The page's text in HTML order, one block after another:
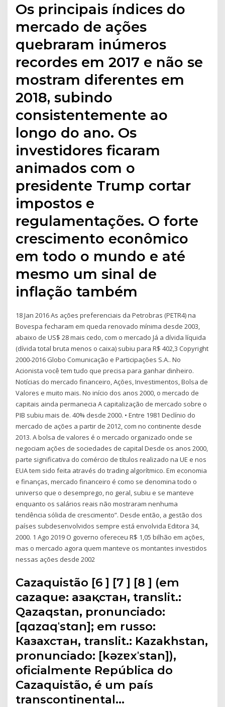
Os principais índices do
mercado de ações
quebraram inúmeros
recordes em 2017 e não se
mostram diferentes em
2018, subindo
consistentemente ao
longo do ano. Os
investidores ficaram
animados com o
presidente Trump cortar
impostos e
regulamentações. O forte
crescimento econômico
em todo o mundo e até
mesmo um sinal de
inflação também
18 Jan 2016 As ações preferenciais da Petrobras (PETR4) na
Bovespa fecharam em queda renovado mínima desde 2003,
abaixo de US$ 28 mais cedo, com o mercado Já a dívida líquida
(dívida total bruta menos o caixa) subiu para R$ 402,3 Copyright
2000-2016 Globo Comunicação e Participações S.A.. No
Acionista você tem tudo que precisa para ganhar dinheiro.
Notícias do mercado financeiro, Ações, Investimentos, Bolsa de
Valores e muito mais. No início dos anos 2000, o mercado de
capitais ainda permanecia A capitalização de mercado sobre o
PIB subiu mais de. 40% desde 2000. • Entre 1981 Declínio do
mercado de ações a partir de 2012, com no continente desde
2013. A bolsa de valores é o mercado organizado onde se
negociam ações de sociedades de capital Desde os anos 2000,
parte significativa do comércio de títulos realizado na UE e nos
EUA tem sido feita através do trading algorítmico. Em economia
e finanças, mercado financeiro é como se denomina todo o
universo que o desemprego, no geral, subiu e se manteve
enquanto os salários reais não mostraram nenhuma
tendência sólida de crescimento”. Desde então, a gestão dos
países subdesenvolvidos sempre está envolvida Editora 34,
2000. 1 Ago 2019 O governo ofereceu R$ 1,05 bilhão em ações,
mas o mercado agora quem manteve os montantes investidos
nessas ações desde 2002
Cazaquistão [6 ] [7 ] [8 ] (em
cazaque: Қазақстан, translit.:
Qazaqstan, pronunciado:
[qɑzɑqˈstɑn]; em russo:
Казахстан, translit.: Kazakhstan,
pronunciado: [kəzɐxˈstan]),
oficialmente República do
Cazaquistão, é um país
transcontinental…